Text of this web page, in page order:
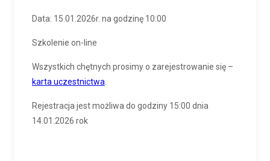
Data: 15.01.2026r. na godzinę 10:00
Szkolenie on-line
Wszystkich chętnych prosimy o zarejestrowanie się –
karta uczestnictwa
Rejestracja jest możliwa do godziny 15:00 dnia
14.01.2026 rok